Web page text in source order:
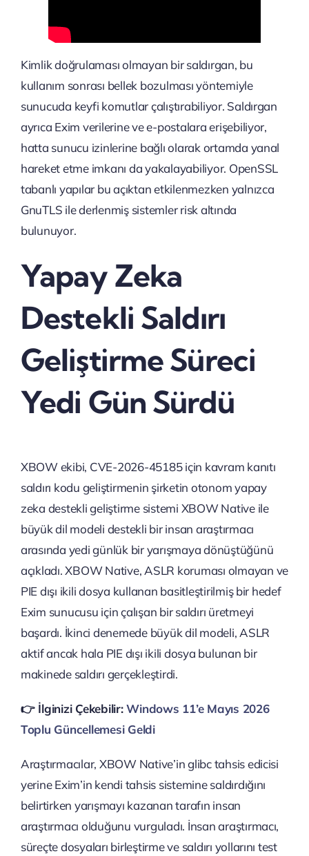
Kimlik doğrulaması olmayan bir saldırgan, bu
kullanım sonrası bellek bozulması yöntemiyle
sunucuda keyfi komutlar çalıştırabiliyor. Saldırgan
ayrıca Exim verilerine ve e-postalara erişebiliyor,
hatta sunucu izinlerine bağlı olarak ortamda yanal
hareket etme imkanı da yakalayabiliyor. OpenSSL
tabanlı yapılar bu açıktan etkilenmezken yalnızca
GnuTLS ile derlenmiş sistemler risk altında
bulunuyor.
Yapay Zeka
Destekli Saldırı
Geliştirme Süreci
Yedi Gün Sürdü
XBOW ekibi, CVE-2026-45185 için kavram kanıtı
saldırı kodu geliştirmenin şirketin otonom yapay
zeka destekli geliştirme sistemi XBOW Native ile
büyük dil modeli destekli bir insan araştırmacı
arasında yedi günlük bir yarışmaya dönüştüğünü
açıkladı. XBOW Native, ASLR koruması olmayan ve
PIE dışı ikili dosya kullanan basitleştirilmiş bir hedef
Exim sunucusu için çalışan bir saldırı üretmeyi
başardı. İkinci denemede büyük dil modeli, ASLR
aktif ancak hala PIE dışı ikili dosya bulunan bir
makinede saldırı gerçekleştirdi.
👉️ İlginizi Çekebilir:Windows 11’e Mayıs 2026
Toplu Güncellemesi Geldi
Araştırmacılar, XBOW Native’in glibc tahsis edicisi
yerine Exim’in kendi tahsis sistemine saldırdığını
belirtirken yarışmayı kazanan tarafın insan
araştırmacı olduğunu vurguladı. İnsan araştırmacı,
süreçte dosyaları birleştirme ve saldırı yollarını test